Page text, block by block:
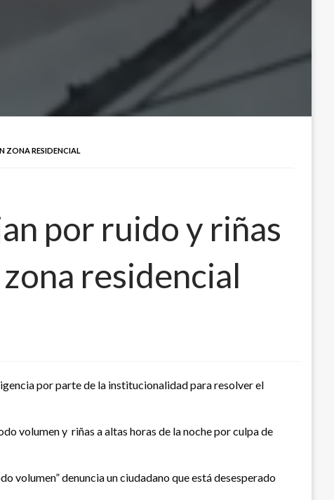
ZONA RESIDENCIAL
por ruido y riñas
residencial
por parte de la institucionalidad para resolver el
volumen y riñas a altas horas de la noche por culpa de
volumen” denuncia un ciudadano que está desesperado